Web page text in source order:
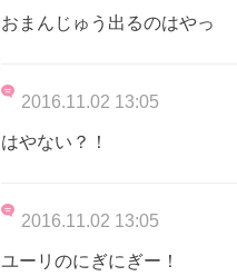
おまんじゅう出るのはやっ
2016.11.02 13:05
はやない？！
2016.11.02 13:05
ユーリのにぎにぎー！